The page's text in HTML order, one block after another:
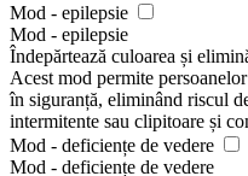
Mod - epilepsie
Mod - epilepsie
Îndepărtează culoarea și
Acest mod permite
în siguranță, eliminând riscul
intermitente sau clipitoare și
Mod - deficiențe de vedere
Mod - deficiențe de vedere